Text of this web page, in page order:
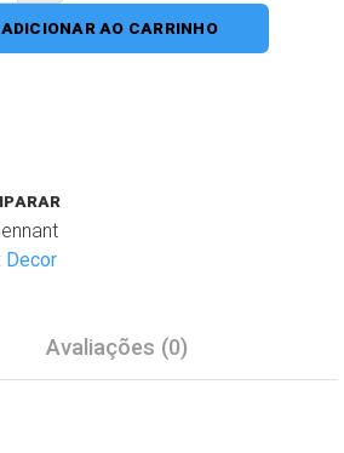
ADICIONAR AO CARRINHO
Decor
Avaliações (0)